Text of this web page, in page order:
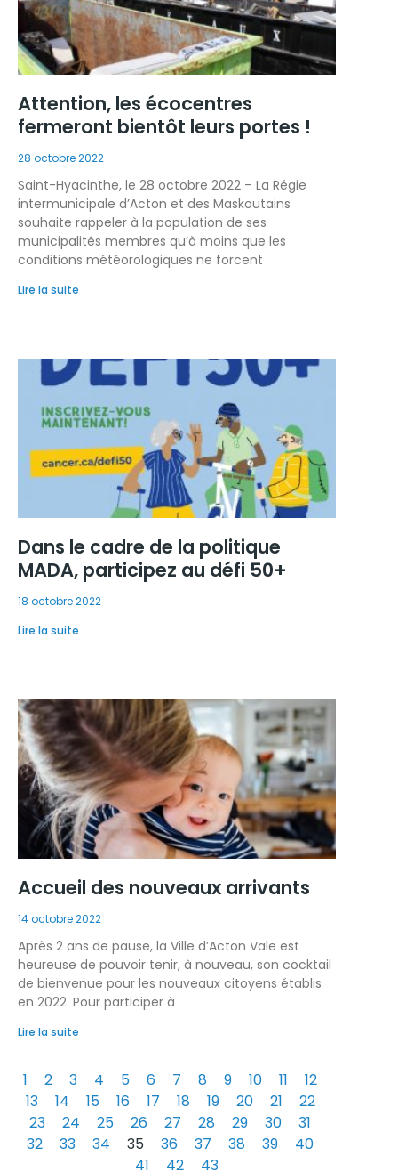
Attention, les écocentres
fermeront bientôt leurs portes !
28 octobre 2022
Saint-Hyacinthe, le 28 octobre 2022 – La Régie
intermunicipale d’Acton et des Maskoutains
souhaite rappeler à la population de ses
municipalités membres qu’à moins que les
conditions météorologiques ne forcent
Lire la suite
Dans le cadre de la politique
MADA, participez au défi 50+
18 octobre 2022
Lire la suite
Accueil des nouveaux arrivants
14 octobre 2022
Après 2 ans de pause, la Ville d’Acton Vale est
heureuse de pouvoir tenir, à nouveau, son cocktail
de bienvenue pour les nouveaux citoyens établis
en 2022. Pour participer à
Lire la suite
1 2 3 4 5 6 7 8 9 10 11
12
13
14 15 16 17 18 19 20 21
22
23
24 25 26 27 28 29 30
31
32
33 34 35 36 37 38 39
40
41
42 43